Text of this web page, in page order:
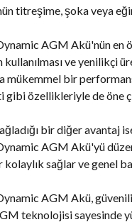
titreşime, şoka veya
AGM Akü'nün en
ve yenilikçi
mükemmel bir
özellikleriyle de öne
bir diğer avantaj
AGM Akü'yü
sağlar ve genel
AGM Akü,
teknolojisi sayesinde